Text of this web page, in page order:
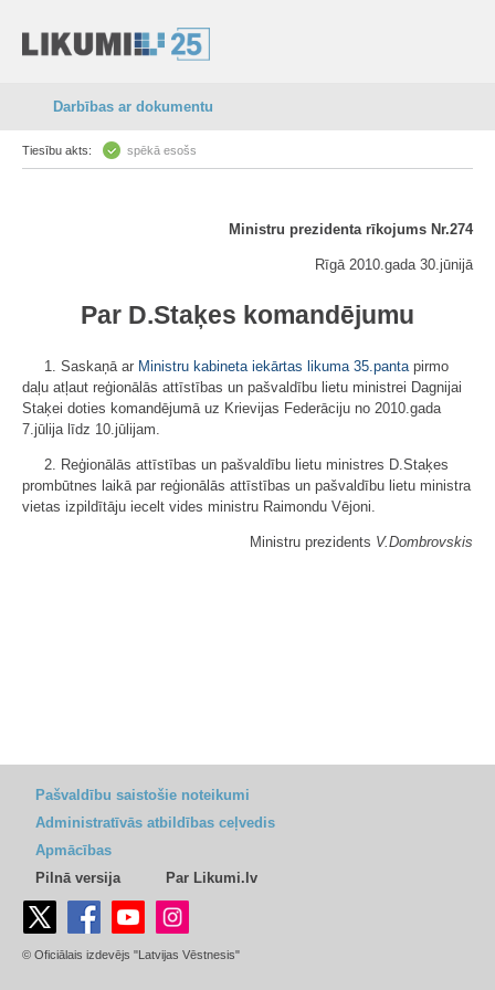
Darbības ar dokumentu
Tiesību akts: spēkā esošs
Ministru prezidenta rīkojums Nr.274
Rīgā 2010.gada 30.jūnijā
Par D.Staķes komandējumu
1. Saskaņā ar Ministru kabineta iekārtas likuma 35.pantapirmo
daļu atļaut reģionālās attīstības un pašvaldību lietu ministrei Dagnijai
Staķei doties komandējumā uz Krievijas Federāciju no 2010.gada
7.jūlija līdz 10.jūlijam.
2. Reģionālās attīstības un pašvaldību lietu ministres D.Staķes
prombūtnes laikā par reģionālās attīstības un pašvaldību lietu ministra
vietas izpildītāju iecelt vides ministru Raimondu Vējoni.
Ministru prezidents V.Dombrovskis
Pašvaldību saistošie noteikumi
Administratīvās atbildības ceļvedis
Apmācības
Pilnā versija
Par Likumi.lv
© Oficiālais izdevējs "Latvijas Vēstnesis"